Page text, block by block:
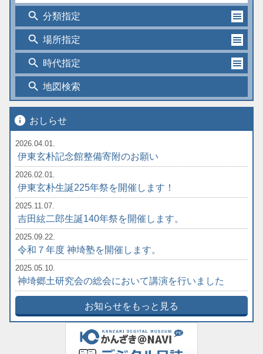
search 分類指定
search 場所指定
search 時代指定
search 地図検索
info おしらせ
2026.04.01.
伊東玄朴記念館整備寄附のお願い
2026.02.01.
伊東玄朴生誕225年祭を開催します！
2025.11.07.
吉田絃二郎生誕140年祭を開催します。
2025.09.22.
令和７年度 神埼塾を開催します。
2025.05.10.
神埼郷土研究会の総会において講演を行いました
お知らせをもっと見る